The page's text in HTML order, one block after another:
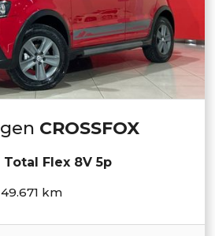
CROSSFOX
Total Flex 8V 5p
km